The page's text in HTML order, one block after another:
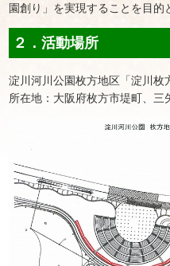
園創り」を実現することを目的
２．活動場所
淀川河川公園枚方地区「淀川枚
所在地：大阪府枚方市堤町、三